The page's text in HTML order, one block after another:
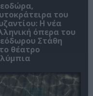
του
Η νέα
όπερα του
Στάθη
θέατρο